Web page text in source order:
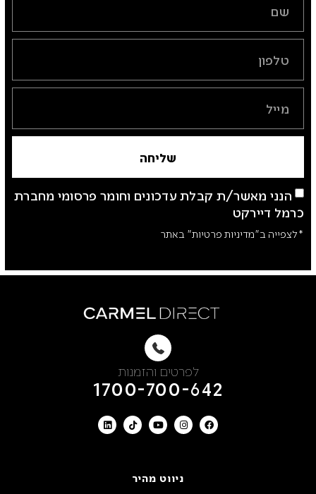
הנני מאשר/ת קבלת עדכונים וחומר פרסומי מחברת
כרמל דיירקט
*לצפייה ב"מדיניות פרטיות" באתר
שליחה
לפרטים והזמנות
1700-700-642
ניווט מהיר